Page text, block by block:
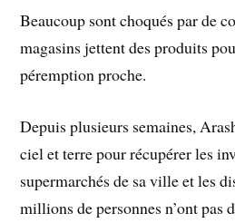
Beaucoup sont choqués par de
magasins jettent des produits
péremption proche.
Depuis plusieurs semaines,
ciel et terre pour récupérer les
supermarchés de sa ville et les
millions de personnes n’ont pas